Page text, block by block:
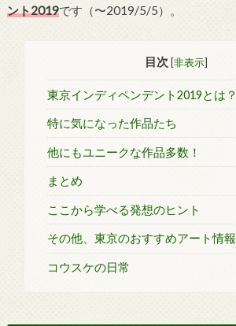
ント2019です（〜2019/5/5）。
目次 [非表示]
東京インディペンデント2019とは？
特に気になった作品たち
他にもユニークな作品多数！
まとめ
ここから学べる発想のヒント
その他、東京のおすすめアート情報
コウスケの日常